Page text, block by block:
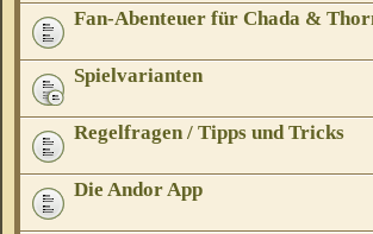
Fan-Abenteuer für Chada &
Spielvarianten
Regelfragen / Tipps und Tricks
Die Andor App